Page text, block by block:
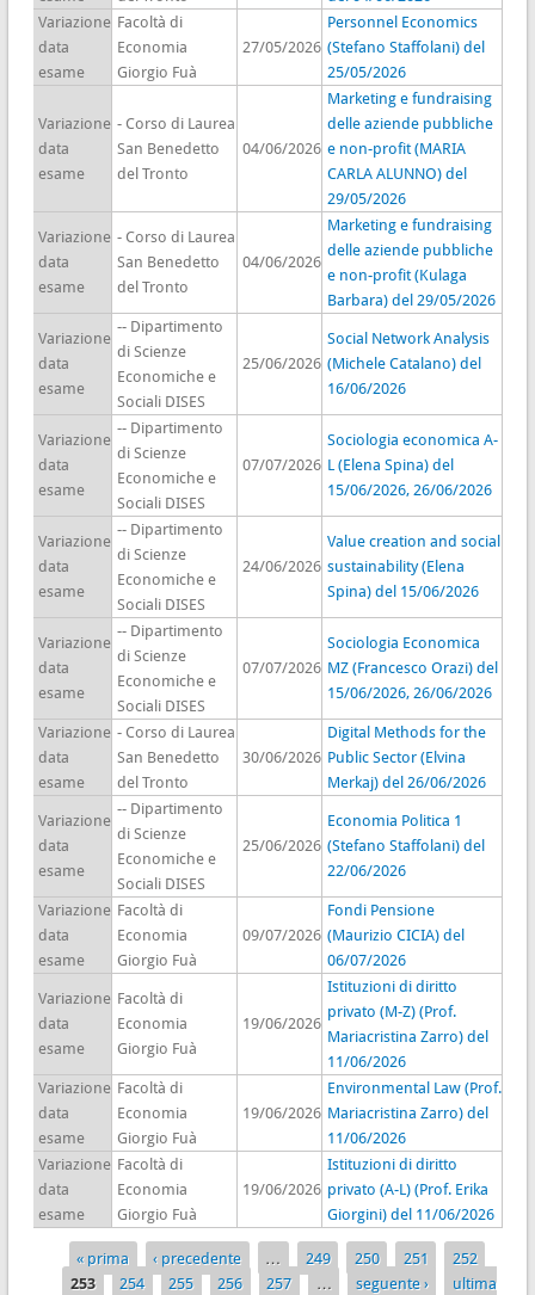
Variazione
data
esame
Facoltà di
Economia
Giorgio Fuà
27/05/2026
Personnel Economics
(Stefano Staffolani) del
25/05/2026
Variazione
data
esame
- Corso di Laurea
San Benedetto
del Tronto
04/06/2026
Marketing e fundraising
delle aziende pubbliche
e non-profit (MARIA
CARLA ALUNNO) del
29/05/2026
Variazione
data
esame
- Corso di Laurea
San Benedetto
del Tronto
04/06/2026
Marketing e fundraising
delle aziende pubbliche
e non-profit (Kulaga
Barbara) del 29/05/2026
Variazione
data
esame
-- Dipartimento
di Scienze
Economiche e
Sociali DISES
25/06/2026
Social Network Analysis
(Michele Catalano) del
16/06/2026
Variazione
data
esame
-- Dipartimento
di Scienze
Economiche e
Sociali DISES
07/07/2026
Sociologia economica A-
L (Elena Spina) del
15/06/2026, 26/06/2026
Variazione
data
esame
-- Dipartimento
di Scienze
Economiche e
Sociali DISES
24/06/2026
Value creation and social
sustainability (Elena
Spina) del 15/06/2026
Variazione
data
esame
-- Dipartimento
di Scienze
Economiche e
Sociali DISES
07/07/2026
Sociologia Economica
MZ (Francesco Orazi) del
15/06/2026, 26/06/2026
Variazione
data
esame
- Corso di Laurea
San Benedetto
del Tronto
30/06/2026
Digital Methods for the
Public Sector (Elvina
Merkaj) del 26/06/2026
Variazione
data
esame
-- Dipartimento
di Scienze
Economiche e
Sociali DISES
25/06/2026
Economia Politica 1
(Stefano Staffolani) del
22/06/2026
Variazione
data
esame
Facoltà di
Economia
Giorgio Fuà
09/07/2026
Fondi Pensione
(Maurizio CICIA) del
06/07/2026
Variazione
data
esame
Facoltà di
Economia
Giorgio Fuà
19/06/2026
Istituzioni di diritto
privato (M-Z) (Prof.
Mariacristina Zarro) del
11/06/2026
Variazione
data
esame
Facoltà di
Economia
Giorgio Fuà
19/06/2026
Environmental Law (Prof.
Mariacristina Zarro) del
11/06/2026
Variazione
data
esame
Facoltà di
Economia
Giorgio Fuà
19/06/2026
Istituzioni di diritto
privato (A-L) (Prof. Erika
Giorgini) del 11/06/2026
Pagine
« prima ‹ precedente … 249 250 251
252
253
254 255 256 257 … seguente › ultima